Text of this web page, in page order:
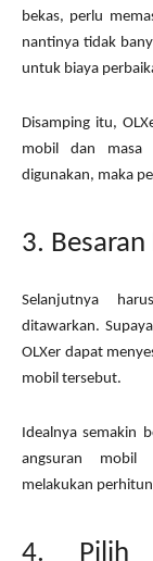
bekas, perlu
nantinya tidak
untuk biaya
Disamping itu,
mobil dan masa
digunakan, maka
3.
Selanjutnya
ditawarkan.
OLXer dapat
mobil tersebut.
Idealnya semakin
angsuran mobil
melakukan
4. Pilih